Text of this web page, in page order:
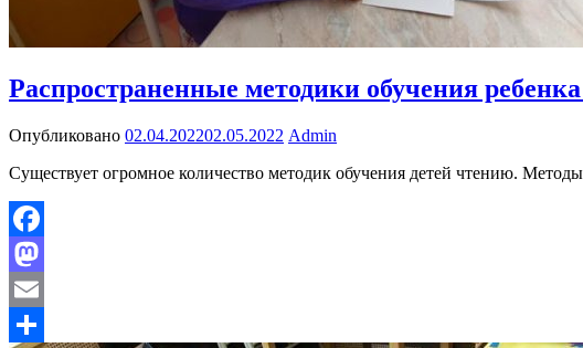
Распространенные методики обучения
Опубликовано 02.04.202202.05.2022 Admin
Существует огромное количество методик обучения детей чтению.
Facebook
Mastodon
Email